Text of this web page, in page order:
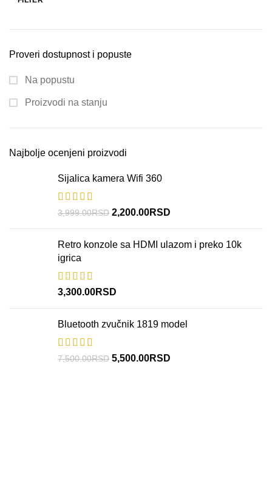
Proveri dostupnost i popuste
Na popustu
Proizvodi na stanju
Najbolje ocenjeni proizvodi
Sijalica kamera Wifi 360
3,999.00RSD 2,200.00RSD
Retro konzole sa HDMI ulazom i preko 10k
igrica
3,300.00RSD
Bluetooth zvučnik 1819 model
7,500.00RSD 5,500.00RSD